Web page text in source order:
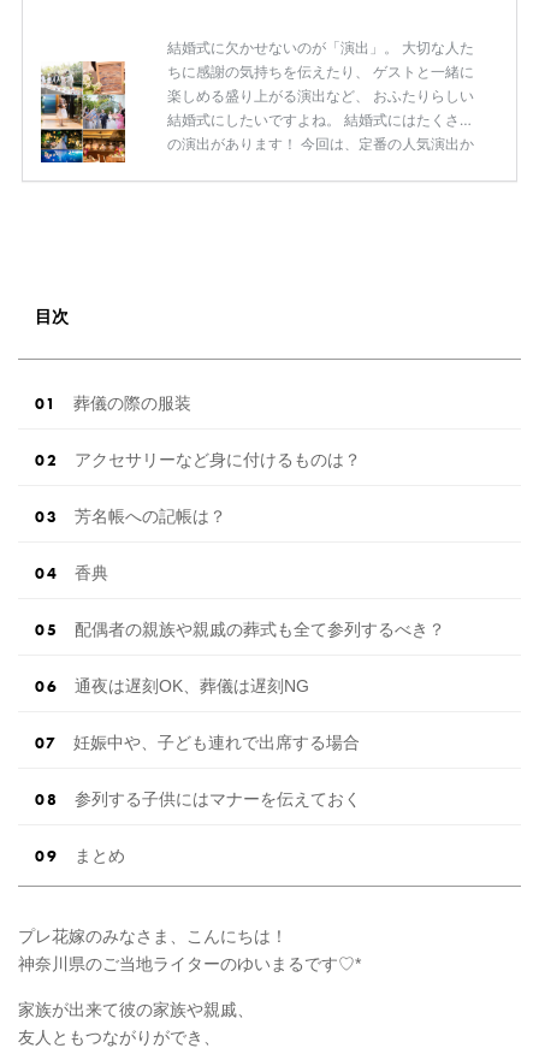
結婚式に欠かせないのが「演出」。 大切な人た
ちに感謝の気持ちを伝えたり、 ゲストと一緒に
楽しめる盛り上がる演出など、 おふたりらしい
結婚式にしたいですよね。 結婚式にはたくさん
の演出があります！ 今回は、定番の人気演出か
めての結婚準備何する？令 […]続きを読む
目次
葬儀の際の服装
アクセサリーなど身に付けるものは？
芳名帳への記帳は？
香典
配偶者の親族や親戚の葬式も全て参列するべき？
通夜は遅刻OK、葬儀は遅刻NG
妊娠中や、子ども連れで出席する場合
参列する子供にはマナーを伝えておく
まとめ
プレ花嫁のみなさま、こんにちは！
神奈川県のご当地ライターのゆいまるです♡*
家族が出来て彼の家族や親戚、
友人ともつながりができ、